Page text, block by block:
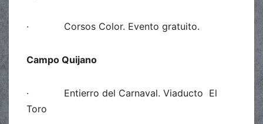
· Corsos Color. Evento gratuito.
Campo Quijano
· Entierro del Carnaval. Viaducto El
Toro